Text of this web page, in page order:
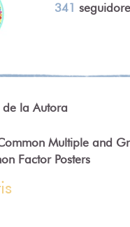
341
la Autora
Multiple and
Factor Posters